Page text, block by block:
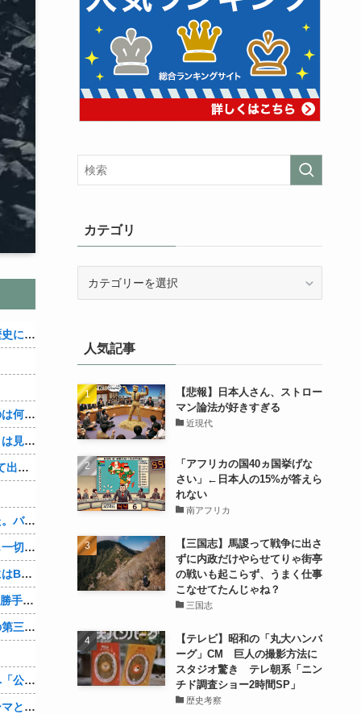
織田信雄って、「織田信雄はバカ」と歴史に書かれているが今まで家が残っているんでバカではないよな？
３～１５世紀に文明が発展しなかったのは何故か？
なぜ本能寺の変で織田信長の遺体（骨）は見つからなかったのか
【4/4】「今日は早く帰ります」と言って出て行く妻が、何ヶ月ぶりだろう、見送る私に振り返って手を振っている。罪のなせる気持ちの表れなのか。今日の午後調査員から連絡が入る…
先週夫に、私に彼がいるのがバレました。バレ覚悟での朝帰りでしたが・・・ 私は意志を持って彼に抱かれました。その時にはもう結婚生活を終わりにする覚悟が出来ていました。
彼氏「俺の親は毒親。だから結婚しても一切関わらなくていい」私「うん」彼氏「そのかわり俺もお前の親と一切関わらない。結婚の挨拶にも行かない」私「えっ」
妻に、つとめて明るく言った。「たまにはB（俺の親友）も呼んで家で鍋でもしようか。」妻は箸を持つ手をブルブル震わせながら「何でBさんなの？」と。お前の浮気相手だからだよ！！
OpenAI、Anthropicに続きMetaのAIも勝手に他社攻撃 嘘ξけど何これ流行ってんの？
辺野古転覆ﾀﾋ亡事故、学校法人同志社の第三者委員会が調査報告書を公表 … 安全配慮義務違反や安全管理に関する検証を妨げた組織風土の存在を指摘
兵庫斎藤知事、県の海外事務所を全廃へ「公務員が海外で遊ぶためにあるだけ」
【シンデレラガールズ】百鬼夜行をテーマとしたPOP UP SHOPが東京・大阪にて開催
カテゴリ
人気記事
【悲報】日本人さん、ストロー
マン論法が好きすぎる
近現代
「アフリカの国40ヵ国挙げな
さい」←日本人の15%が答えら
れない
南アフリカ
【三国志】馬謖って戦争に出さ
ずに内政だけやらせてりゃ街亭
の戦いも起こらず、うまく仕事
こなせてたんじゃね？
三国志
【テレビ】昭和の「丸大ハンバ
ーグ」CM 巨人の撮影方法に
スタジオ驚き テレ朝系「ニン
チド調査ショー2時間SP」
歴史考察